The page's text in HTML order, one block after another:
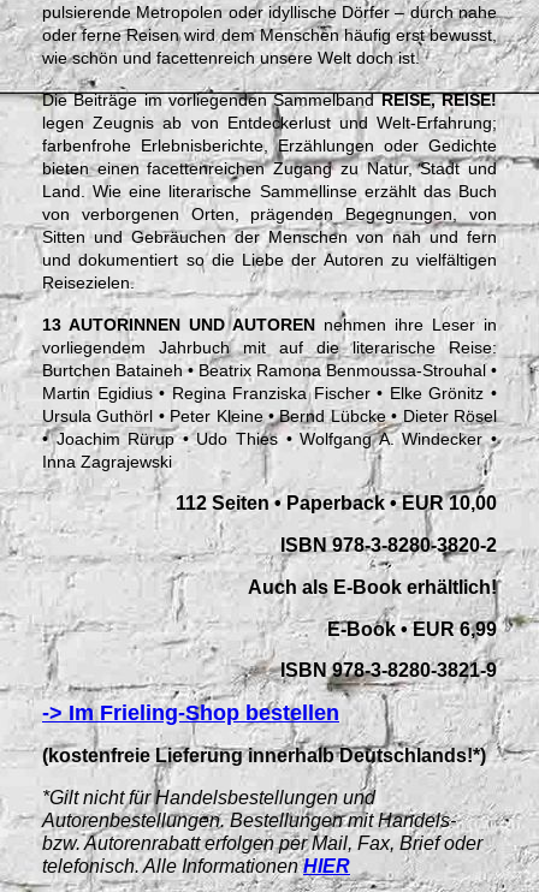
pulsierende Metropolen oder idyllische Dörfer – durch nahe
oder ferne Reisen wird dem Menschen häufig erst bewusst,
wie schön und facettenreich unsere Welt doch ist.
Die Beiträge im vorliegenden SammelbandREISE, REISE!
legen Zeugnis ab von Entdeckerlust und Welt-Erfahrung;
farbenfrohe Erlebnisberichte, Erzählungen oder Gedichte
bieten einen facettenreichen Zugang zu Natur, Stadt und
Land. Wie eine literarische Sammellinse erzählt das Buch
von verborgenen Orten, prägenden Begegnungen, von
Sitten und Gebräuchen der Menschen von nah und fern
und dokumentiert so die Liebe der Autoren zu vielfältigen
Reisezielen.
13 AUTORINNEN UND AUTOREN nehmen ihre Leser in
vorliegendem Jahrbuch mit auf die literarische Reise:
Burtchen Bataineh • Beatrix Ramona Benmoussa-Strouhal •
Martin Egidius • Regina Franziska Fischer • Elke Grönitz •
Ursula Guthörl • Peter Kleine • Bernd Lübcke • Dieter Rösel
• Joachim Rürup • Udo Thies • Wolfgang A. Windecker •
Inna Zagrajewski
112 Seiten • Paperback • EUR 10,00
ISBN 978-3-8280-3820-2
Auch als E-Book erhältlich!
E-Book • EUR 6,99
ISBN 978-3-8280-3821-9
-> Im Frieling-Shop bestellen
(kostenfreie Lieferung innerhalb Deutschlands!*)
*Gilt nicht für Handelsbestellungen und
Autorenbestellungen. Bestellungen mit Handels-
bzw. Autorenrabatt erfolgen per Mail, Fax, Brief oder
telefonisch. Alle InformationenHIER